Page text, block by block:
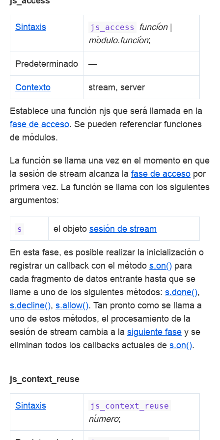
Sintaxis js_access función|
módulo.función;
Predeterminado —
Contexto stream, server
Establece una función njs que será llamada en la
fase de acceso. Se pueden referenciar funciones
de módulos.
La función se llama una vez en el momento en que
la sesión de stream alcanza la fase de acceso por
primera vez. La función se llama con los siguientes
argumentos:
s el objeto sesión de stream
En esta fase, es posible realizar la inicialización o
registrar un callback con el método s.on() para
cada fragmento de datos entrante hasta que se
llame a uno de los siguientes métodos: s.done(),
s.decline(), s.allow(). Tan pronto como se llama a
uno de estos métodos, el procesamiento de la
sesión de stream cambia a la siguiente fase y se
eliminan todos los callbacks actuales de s.on().
js_context_reuse
Sintaxis js_context_reuse
número;